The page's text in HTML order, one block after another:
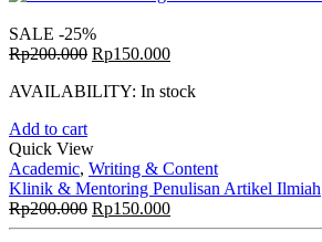
SALE -25%
Rp200.000 Original
was:
Rp150.000Current
is:
AVAILABILITY: In stock
Add to cart
Quick View
Academic, Writing & Content
Klinik & Mentoring Penulisan Artikel Ilmiah
Rp200.000 Original
price
Rp150.000Current
price